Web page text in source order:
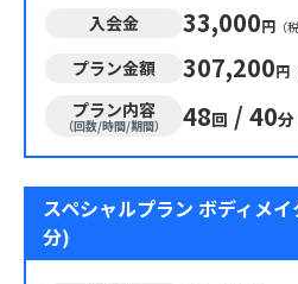
入会金 33,000円 （
プラン金額 307,200円
プラン内容
（回数/時間/期間） 48回 / 40分
スペシャルプラン ボディメ
分)